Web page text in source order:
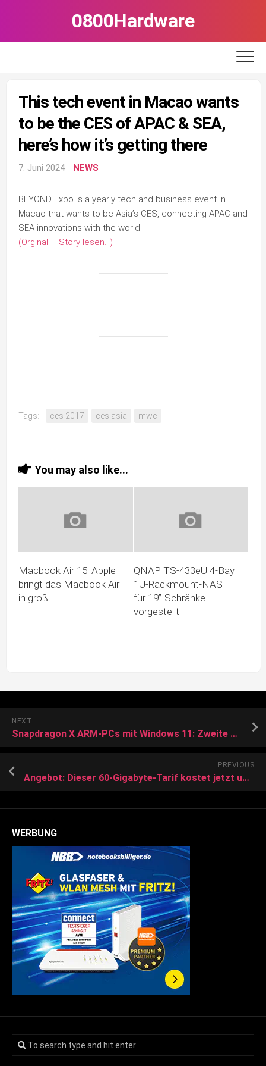
0800Hardware
This tech event in Macao wants
to be the CES of APAC & SEA,
here’s how it’s getting there
7. Juni 2024 NEWS
BEYOND Expo is a yearly tech and business event in
Macao that wants to be Asia’s CES, connecting APAC and
SEA innovations with the world.
(Orginal – Story lesen…)
Tags: ces 2017 ces asia mwc
You may also like...
Macbook Air 15: Apple
bringt das Macbook Air
in groß
QNAP TS-433eU 4-Bay
1U-Rackmount-NAS
für 19”-Schränke
vorgestellt
NEXT
Snapdragon X ARM-PCs mit Windows 11: Zweite Welle startet im August
PREVIOUS
Angebot: Dieser 60-Gigabyte-Tarif kostet jetzt unter 20 Euro
WERBUNG